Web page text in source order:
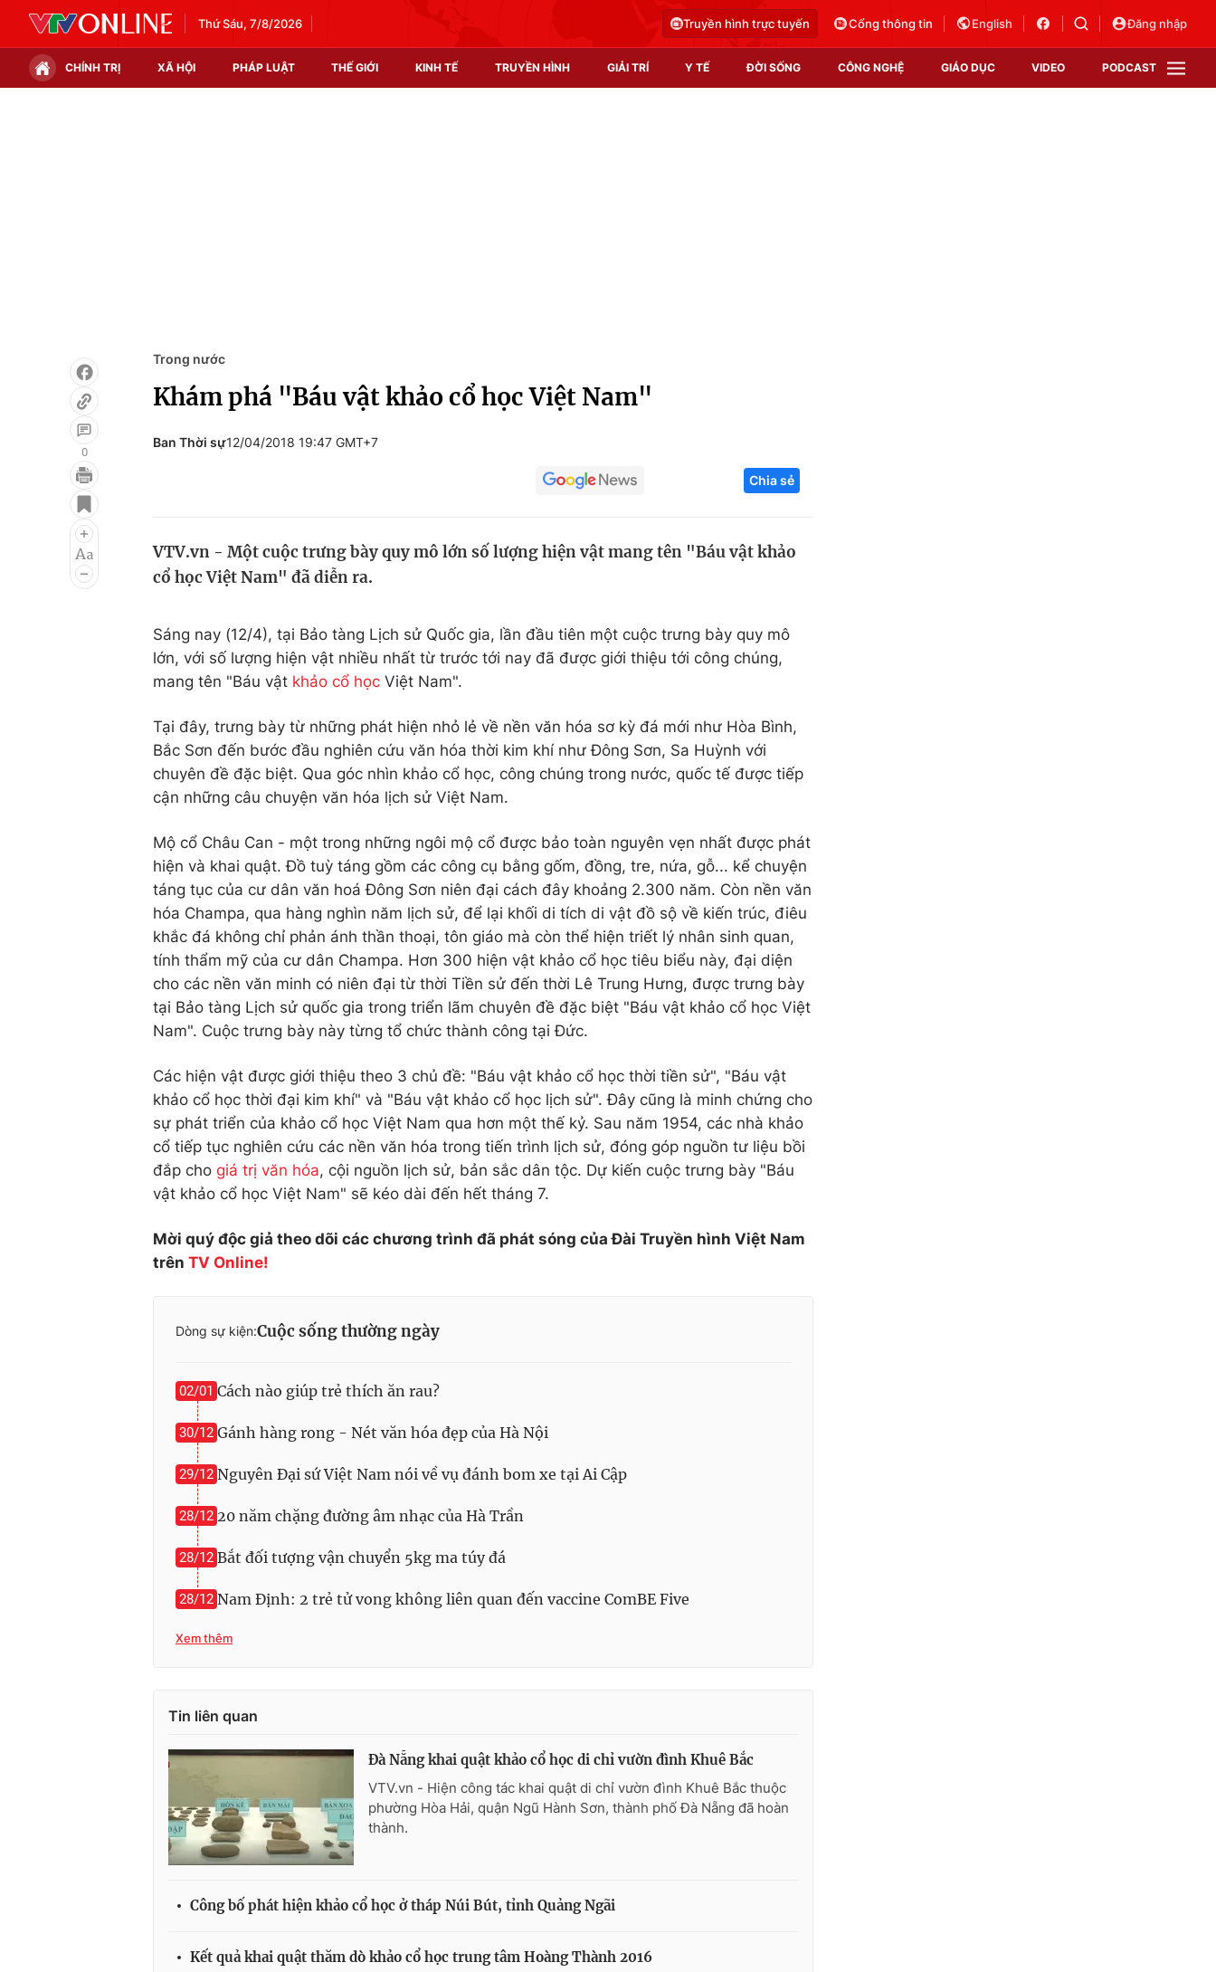
Thứ Sáu, 7/8/2026 Truyền hình trực tuyến Cổng thông tin English Đăng nhập
CHÍNH TRỊ XÃ HỘI PHÁP LUẬT THẾ GIỚI KINH TẾ TRUYỀN HÌNH GIẢI TRÍ Y TẾ ĐỜI SỐNG CÔNG NGHỆ GIÁO DỤC VIDEO PODCAST
Điện ảnh
Âm nhạc
Làm đẹp
Học trực tuyến
Công nghệ
Sản phẩm
Tư vấn
0
Trong nước
Khám phá "Báu vật khảo cổ học Việt Nam"
Ban Thời sự12/04/2018 19:47 GMT+7
Chia sẻ
VTV.vn - Một cuộc trưng bày quy mô lớn số lượng hiện vật mang tên "Báu vật khảo
cổ học Việt Nam" đã diễn ra.
Sáng nay (12/4), tại Bảo tàng Lịch sử Quốc gia, lần đầu tiên một cuộc trưng bày quy mô
lớn, với số lượng hiện vật nhiều nhất từ trước tới nay đã được giới thiệu tới công chúng,
mang tên "Báu vật khảo cổ học Việt Nam".
Tại đây, trưng bày từ những phát hiện nhỏ lẻ về nền văn hóa sơ kỳ đá mới như Hòa Bình,
Bắc Sơn đến bước đầu nghiên cứu văn hóa thời kim khí như Đông Sơn, Sa Huỳnh với
chuyên đề đặc biệt. Qua góc nhìn khảo cổ học, công chúng trong nước, quốc tế được tiếp
cận những câu chuyện văn hóa lịch sử Việt Nam.
Mộ cổ Châu Can - một trong những ngôi mộ cổ được bảo toàn nguyên vẹn nhất được phát
hiện và khai quật. Đồ tuỳ táng gồm các công cụ bằng gốm, đồng, tre, nứa, gỗ... kể chuyện
táng tục của cư dân văn hoá Đông Sơn niên đại cách đây khoảng 2.300 năm. Còn nền văn
hóa Champa, qua hàng nghìn năm lịch sử, để lại khối di tích di vật đồ sộ về kiến trúc, điêu
khắc đá không chỉ phản ánh thần thoại, tôn giáo mà còn thể hiện triết lý nhân sinh quan,
tính thẩm mỹ của cư dân Champa. Hơn 300 hiện vật khảo cổ học tiêu biểu này, đại diện
cho các nền văn minh có niên đại từ thời Tiền sử đến thời Lê Trung Hưng, được trưng bày
tại Bảo tàng Lịch sử quốc gia trong triển lãm chuyên đề đặc biệt "Báu vật khảo cổ học Việt
Nam". Cuộc trưng bày này từng tổ chức thành công tại Đức.
Các hiện vật được giới thiệu theo 3 chủ đề: "Báu vật khảo cổ học thời tiền sử", "Báu vật
khảo cổ học thời đại kim khí" và "Báu vật khảo cổ học lịch sử". Đây cũng là minh chứng cho
sự phát triển của khảo cổ học Việt Nam qua hơn một thế kỷ. Sau năm 1954, các nhà khảo
cổ tiếp tục nghiên cứu các nền văn hóa trong tiến trình lịch sử, đóng góp nguồn tư liệu bồi
đắp cho giá trị văn hóa, cội nguồn lịch sử, bản sắc dân tộc. Dự kiến cuộc trưng bày "Báu
vật khảo cổ học Việt Nam" sẽ kéo dài đến hết tháng 7.
Mời quý độc giả theo dõi các chương trình đã phát sóng của Đài Truyền hình Việt Nam
trên TV Online!
Dòng sự kiện:Cuộc sống thường ngày
02/01 Cách nào giúp trẻ thích ăn rau?
30/12 Gánh hàng rong - Nét văn hóa đẹp của Hà Nội
29/12 Nguyên Đại sứ Việt Nam nói về vụ đánh bom xe tại Ai Cập
28/12 20 năm chặng đường âm nhạc của Hà Trần
28/12 Bắt đối tượng vận chuyển 5kg ma túy đá
28/12 Nam Định: 2 trẻ tử vong không liên quan đến vaccine ComBE Five
Xem thêm
Tin liên quan
Đà Nẵng khai quật khảo cổ học di chỉ vườn đình Khuê Bắc
VTV.vn - Hiện công tác khai quật di chỉ vườn đình Khuê Bắc thuộc
phường Hòa Hải, quận Ngũ Hành Sơn, thành phố Đà Nẵng đã hoàn
thành.
Công bố phát hiện khảo cổ học ở tháp Núi Bút, tỉnh Quảng Ngãi
Kết quả khai quật thăm dò khảo cổ học trung tâm Hoàng Thành 2016